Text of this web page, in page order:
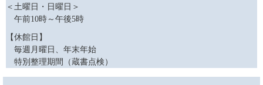
＜土曜日・日曜日＞
午前10時～午後5時
【休館日】
毎週月曜日、年末年始
特別整理期間（蔵書点検）